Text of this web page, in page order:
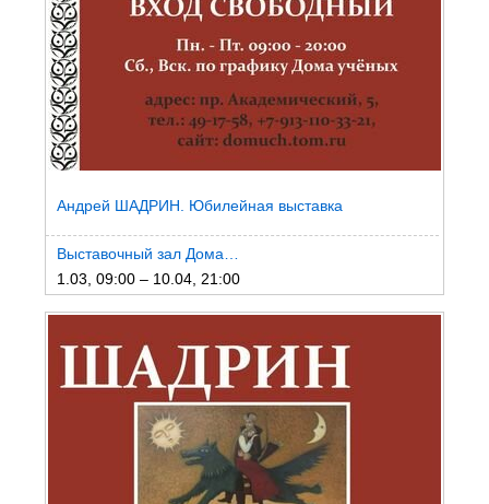
Андрей ШАДРИН. Юбилейная выставка
Выставочный зал Дома…
1.03, 09:00 – 10.04, 21:00